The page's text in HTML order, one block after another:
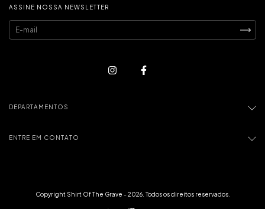
ASSINE NOSSA NEWSLETTER
DEPARTAMENTOS
ENTRE EM CONTATO
Copyright Shirt Of The Grave - 2026. Todos os direitos reservados.